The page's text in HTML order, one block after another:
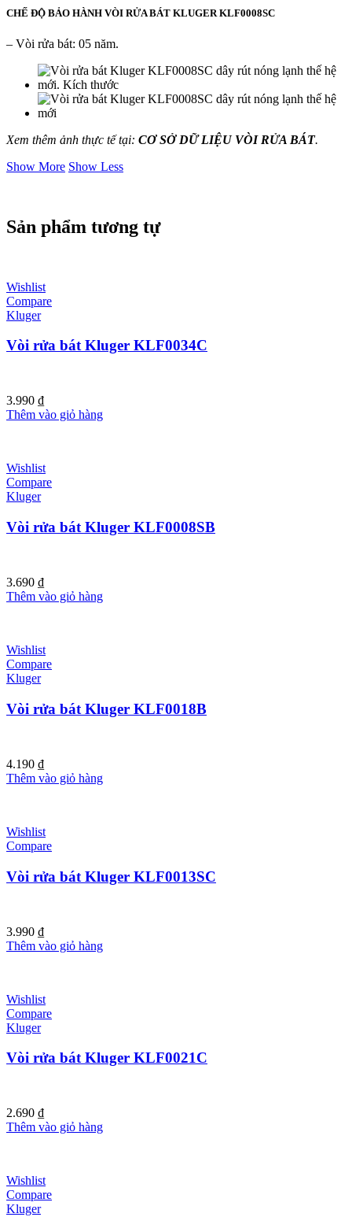
CHẾ ĐỘ BẢO HÀNH VÒI RỬA BÁT KLUGER KLF0008SC
– Vòi rửa bát: 05 năm.
Xem thêm ảnh thực tế tại: CƠ SỞ DỮ LIỆU VÒI RỬA BÁT.
Show More Show Less
Sản phẩm tương tự
Wishlist
Compare
Kluger
Vòi rửa bát Kluger KLF0034C
3.990 ₫
Thêm vào giỏ hàng
Wishlist
Compare
Kluger
Vòi rửa bát Kluger KLF0008SB
3.690 ₫
Thêm vào giỏ hàng
Wishlist
Compare
Kluger
Vòi rửa bát Kluger KLF0018B
4.190 ₫
Thêm vào giỏ hàng
Wishlist
Compare
Vòi rửa bát Kluger KLF0013SC
3.990 ₫
Thêm vào giỏ hàng
Wishlist
Compare
Kluger
Vòi rửa bát Kluger KLF0021C
2.690 ₫
Thêm vào giỏ hàng
Wishlist
Compare
Kluger